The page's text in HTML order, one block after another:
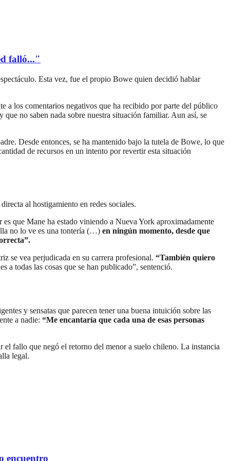
falló..."
Esta vez, fue el propio Bowe quien decidió hablar
a los comentarios negativos que ha recibido por parte del público
no saben nada sobre nuestra situación familiar. Aun así, se
Desde entonces, se ha mantenido bajo la tutela de Bowe, lo que
de recursos en un intento por revertir esta situación
al hostigamiento en redes sociales.
que Mane ha estado viniendo a Nueva York aproximadamente
no lo ve es una tontería (…) en ningún momento, desde que
se vea perjudicada en su carrera profesional. “También quiero
a todas las cosas que se han publicado”, sentenció.
y sensatas que parecen tener una buena intuición sobre las
a nadie: “Me encantaría que cada una de esas personas
el fallo que negó el retorno del menor a suelo chileno. La instancia
legal.
encuentro